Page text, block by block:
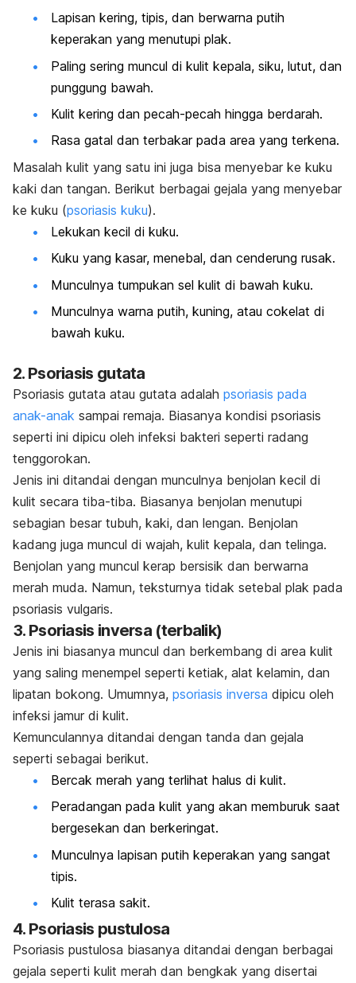
Lapisan kering, tipis, dan berwarna putih
keperakan yang menutupi plak.
Paling sering muncul di kulit kepala, siku, lutut, dan
punggung bawah.
Kulit kering dan pecah-pecah hingga berdarah.
Rasa gatal dan terbakar pada area yang terkena.
Masalah kulit yang satu ini juga bisa menyebar ke kuku
kaki dan tangan. Berikut berbagai gejala yang menyebar
ke kuku (psoriasis kuku).
Lekukan kecil di kuku.
Kuku yang kasar, menebal, dan cenderung rusak.
Munculnya tumpukan sel kulit di bawah kuku.
Munculnya warna putih, kuning, atau cokelat di
bawah kuku.
2. Psoriasis gutata
Psoriasis gutata atau gutata adalah psoriasis pada
anak-anak sampai remaja. Biasanya kondisi psoriasis
seperti ini dipicu oleh infeksi bakteri seperti radang
tenggorokan.
Jenis ini ditandai dengan munculnya benjolan kecil di
kulit secara tiba-tiba. Biasanya benjolan menutupi
sebagian besar tubuh, kaki, dan lengan. Benjolan
kadang juga muncul di wajah, kulit kepala, dan telinga.
Benjolan yang muncul kerap bersisik dan berwarna
merah muda. Namun, teksturnya tidak setebal plak pada
psoriasis vulgaris.
3. Psoriasis inversa (terbalik)
Jenis ini biasanya muncul dan berkembang di area kulit
yang saling menempel seperti ketiak, alat kelamin, dan
lipatan bokong. Umumnya, psoriasis inversa dipicu oleh
infeksi jamur di kulit.
Kemunculannya ditandai dengan tanda dan gejala
seperti sebagai berikut.
Bercak merah yang terlihat halus di kulit.
Peradangan pada kulit yang akan memburuk saat
bergesekan dan berkeringat.
Munculnya lapisan putih keperakan yang sangat
tipis.
Kulit terasa sakit.
4. Psoriasis pustulosa
Psoriasis pustulosa biasanya ditandai dengan berbagai
gejala seperti kulit merah dan bengkak yang disertai